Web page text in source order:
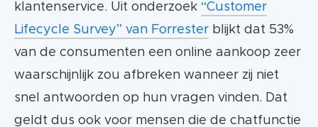
klantenservice. Uit onderzoek “Customer
Lifecycle Survey” van Forrester blijkt dat 53%
van de consumenten een online aankoop zeer
waarschijnlijk zou afbreken wanneer zij niet
snel antwoorden op hun vragen vinden. Dat
geldt dus ook voor mensen die de chatfunctie